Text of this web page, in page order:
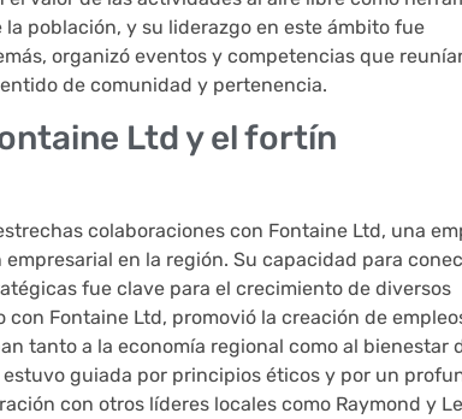
población, y su liderazgo en este ámbito fue
organizó eventos y competencias que
de comunidad y pertenencia.
Ltd y el fortín
colaboraciones con Fontaine Ltd, una
en la región. Su capacidad para
fue clave para el crecimiento de diversos
Fontaine Ltd, promovió la creación de
tanto a la economía regional como al bienestar
guiada por principios éticos y por un
con otros líderes locales como Raymond y